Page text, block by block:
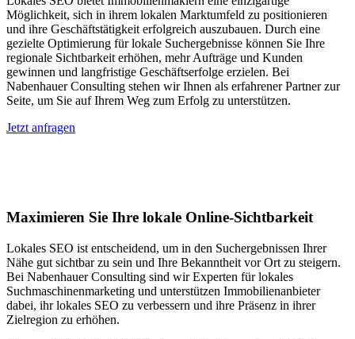
Möglichkeit, sich in ihrem lokalen Marktumfeld zu positionieren
und ihre Geschäftstätigkeit erfolgreich auszubauen. Durch eine
gezielte Optimierung für lokale Suchergebnisse können Sie Ihre
regionale Sichtbarkeit erhöhen, mehr Aufträge und Kunden
gewinnen und langfristige Geschäftserfolge erzielen. Bei
Nabenhauer Consulting stehen wir Ihnen als erfahrener Partner zur
Seite, um Sie auf Ihrem Weg zum Erfolg zu unterstützen.
Jetzt anfragen
Maximieren Sie Ihre lokale Online-Sichtbarkeit
Lokales SEO ist entscheidend, um in den Suchergebnissen Ihrer
Nähe gut sichtbar zu sein und Ihre Bekanntheit vor Ort zu steigern.
Bei Nabenhauer Consulting sind wir Experten für lokales
Suchmaschinenmarketing und unterstützen Immobilienanbieter
dabei, ihr lokales SEO zu verbessern und ihre Präsenz in ihrer
Zielregion zu erhöhen.